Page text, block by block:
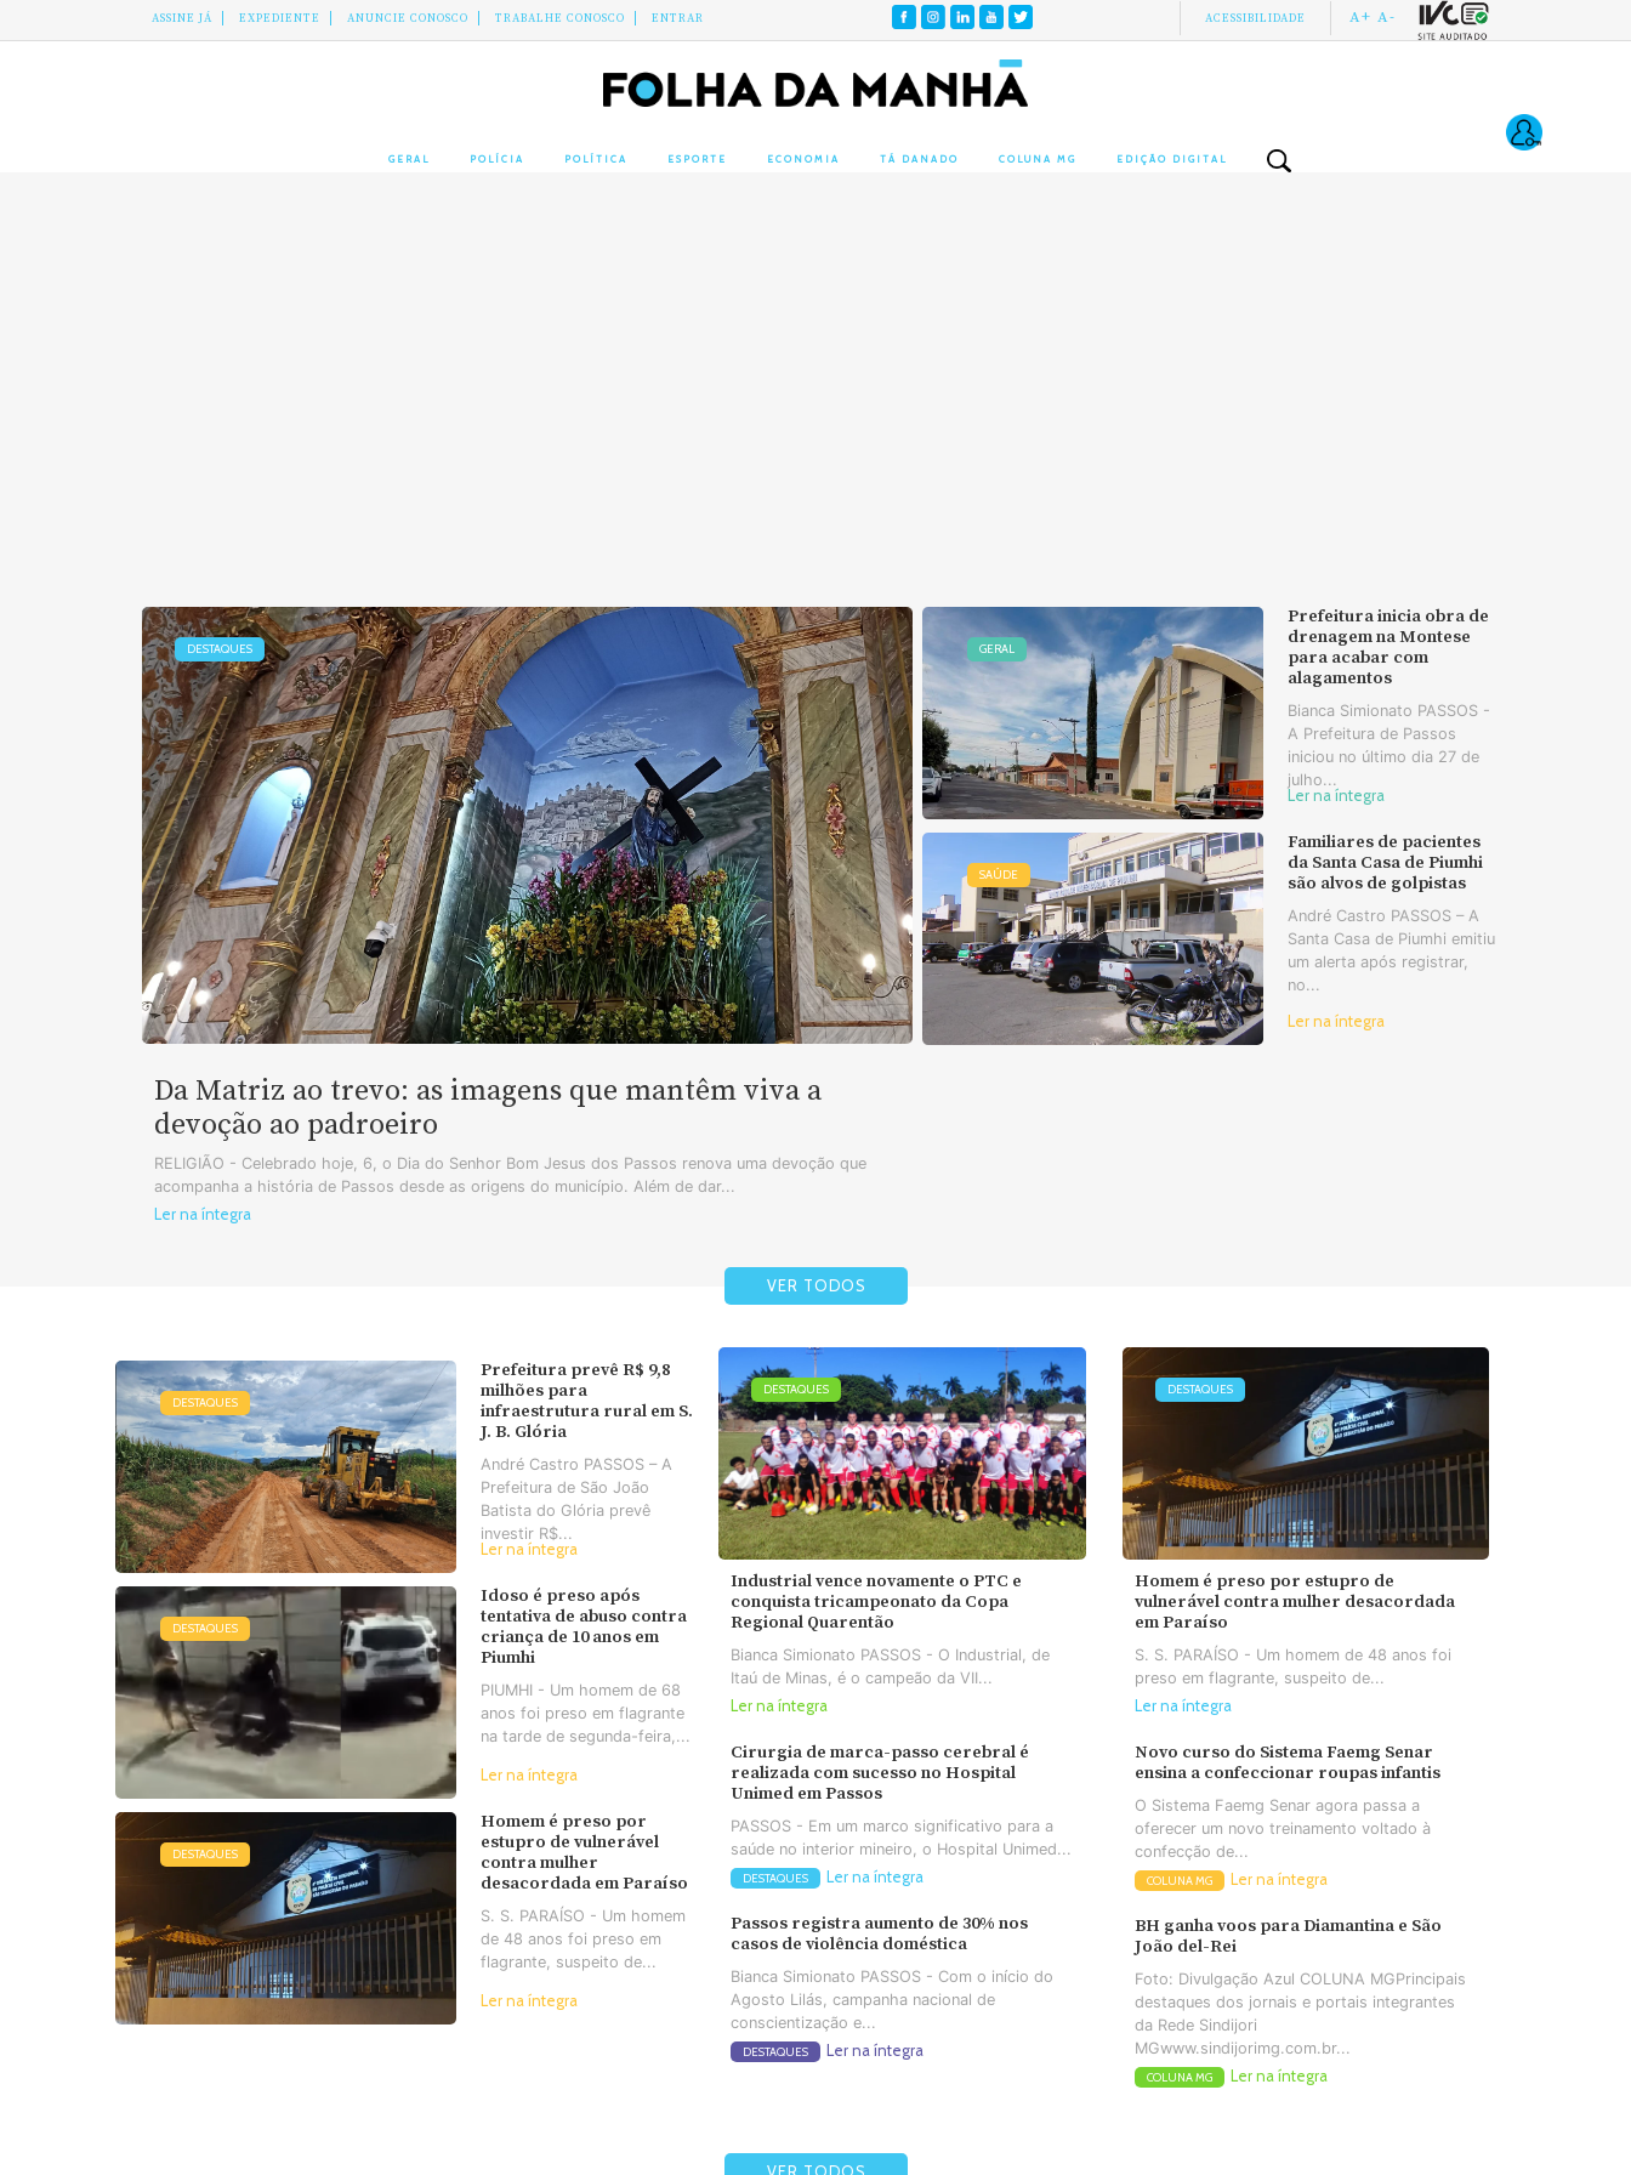
ASSINE JÁ EXPEDIENTE ANUNCIE CONOSCO TRABALHE CONOSCO ENTRAR ACESSIBILIDADE A+ A-
GERAL POLÍCIA POLÍTICA ESPORTE ECONOMIA TÁ DANADO COLUNA MG EDIÇÃO DIGITAL
DESTAQUES
Da Matriz ao trevo: as imagens que mantêm viva a
devoção ao padroeiro
RELIGIÃO - Celebrado hoje, 6, o Dia do Senhor Bom Jesus dos Passos renova uma devoção que
acompanha a história de Passos desde as origens do município. Além de dar...
Ler na íntegra
GERAL
Prefeitura inicia obra de
drenagem na Montese
para acabar com
alagamentos
Bianca Simionato PASSOS -
A Prefeitura de Passos
iniciou no último dia 27 de
julho...
Ler na íntegra
SAÚDE
Familiares de pacientes
da Santa Casa de Piumhi
são alvos de golpistas
André Castro PASSOS – A
Santa Casa de Piumhi emitiu
um alerta após registrar,
no...
Ler na íntegra
VER TODOS
DESTAQUES
Prefeitura prevê R$ 9,8
milhões para
infraestrutura rural em S.
J. B. Glória
André Castro PASSOS – A
Prefeitura de São João
Batista do Glória prevê
investir R$...
Ler na íntegra
DESTAQUES
Idoso é preso após
tentativa de abuso contra
criança de 10 anos em
Piumhi
PIUMHI - Um homem de 68
anos foi preso em flagrante
na tarde de segunda-feira,...
Ler na íntegra
DESTAQUES
Homem é preso por
estupro de vulnerável
contra mulher
desacordada em Paraíso
S. S. PARAÍSO - Um homem
de 48 anos foi preso em
flagrante, suspeito de...
Ler na íntegra
DESTAQUES
Industrial vence novamente o PTC e
conquista tricampeonato da Copa
Regional Quarentão
Bianca Simionato PASSOS - O Industrial, de
Itaú de Minas, é o campeão da VII...
Ler na íntegra
Cirurgia de marca-passo cerebral é
realizada com sucesso no Hospital
Unimed em Passos
PASSOS - Em um marco significativo para a
saúde no interior mineiro, o Hospital Unimed...
DESTAQUES Ler na íntegra
Passos registra aumento de 30% nos
casos de violência doméstica
Bianca Simionato PASSOS - Com o início do
Agosto Lilás, campanha nacional de
conscientização e...
DESTAQUES Ler na íntegra
DESTAQUES
Homem é preso por estupro de
vulnerável contra mulher desacordada
em Paraíso
S. S. PARAÍSO - Um homem de 48 anos foi
preso em flagrante, suspeito de...
Ler na íntegra
Novo curso do Sistema Faemg Senar
ensina a confeccionar roupas infantis
O Sistema Faemg Senar agora passa a
oferecer um novo treinamento voltado à
confecção de...
COLUNA MG Ler na íntegra
BH ganha voos para Diamantina e São
João del-Rei
Foto: Divulgação Azul COLUNA MGPrincipais
destaques dos jornais e portais integrantes
da Rede Sindijori
MGwww.sindijorimg.com.br...
COLUNA MG Ler na íntegra